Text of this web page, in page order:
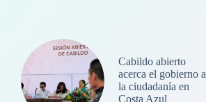
Cabildo abierto
acerca el gobierno a
la ciudadanía en
Costa Azul